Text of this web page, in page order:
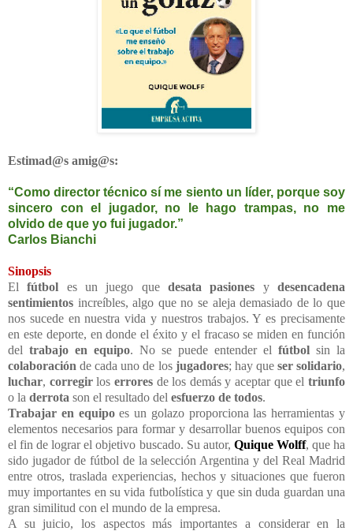
Estimad@s amig@s:
“Como director técnico sí me siento un líder, porque soy
sincero con el jugador, no le hago trampas, no me
olvido de que yo fui jugador.”
Carlos Bianchi
Sinopsis
Elfútbol es un juego quedesata pasiones ydesencadena
sentimientos increíbles, algo que no se aleja demasiado de lo que
nos sucede en nuestra vida y nuestros trabajos. Y es precisamente
en este deporte, en donde el éxito y el fracaso se miden en función
del trabajo en equipo. No se puede entender el fútbol sin la
colaboración de cada uno de los jugadores; hay que ser solidario,
luchar, corregirlos erroresde los demás y aceptar que eltriunfo
o la derrota son el resultado del esfuerzo de todos.
Trabajar en equipoes un golazo proporciona las herramientas y
elementos necesarios para formar y desarrollar buenos equipos con
el fin de lograr el objetivo buscado. Su autor, Quique Wolff, que ha
sido jugador de fútbol de la selección Argentina y del Real Madrid
entre otros, traslada experiencias, hechos y situaciones que fueron
muy importantes en su vida futbolística y que sin duda guardan una
gran similitud con el mundo de la empresa.
A su juicio, los aspectos más importantes a considerar en la